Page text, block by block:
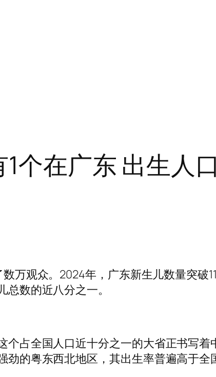
个在广东 出生人
观众。2024年，广东新生儿数量突破
数的近八分之一。
占全国人口近十分之一的大省正书写着
的粤东西北地区，其出生率普遍高于全